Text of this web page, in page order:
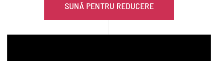
SUNĂ PENTRU REDUCERE